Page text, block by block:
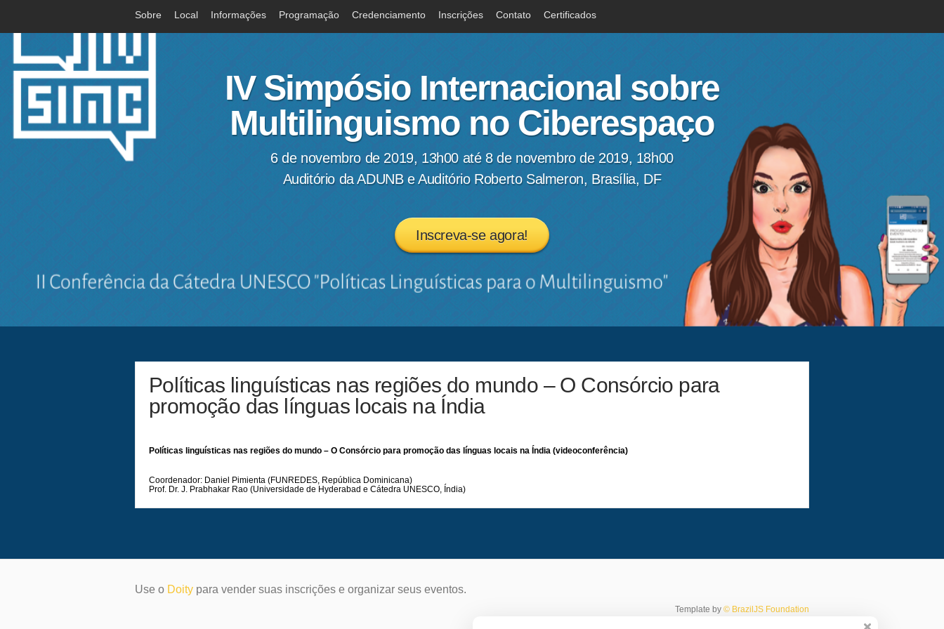
Sobre Local Informações Programação Credenciamento Inscrições Contato Certificados
IV Simpósio Internacional sobre
Multilinguismo no Ciberespaço
6 de novembro de 2019, 13h00 até 8 de novembro de 2019, 18h00
Auditório da ADUNB e Auditório Roberto Salmeron, Brasília, DF
Inscreva-se agora!
Políticas linguísticas nas regiões do mundo – O Consórcio para
promoção das línguas locais na Índia
Políticas linguísticas nas regiões do mundo – O Consórcio para promoção das línguas locais na Índia (videoconferência)
Coordenador: Daniel Pimienta (FUNREDES, República Dominicana)
Prof. Dr. J. Prabhakar Rao (Universidade de Hyderabad e Cátedra UNESCO, Índia)
Use o Doity para vender suas inscrições e organizar seus eventos.
Template by © BrazilJS Foundation